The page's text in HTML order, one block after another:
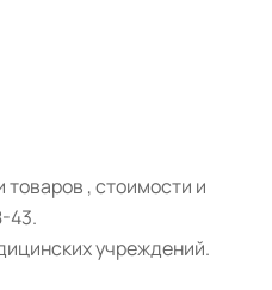
, стоимости и
43.
учреждений.